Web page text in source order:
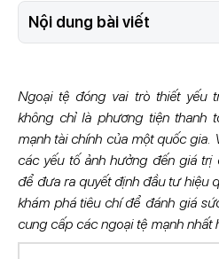
Nội dung bài viết
Ngoại tệ đóng vai trò thiết yếu
không chỉ là phương tiện thanh
mạnh tài chính của một quốc gia.
các yếu tố ảnh hưởng đến giá
để đưa ra quyết định đầu tư hiệu
khám phá tiêu chí để đánh giá
cung cấp các ngoại tệ mạnh nhất